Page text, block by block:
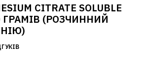
CITRATE SOLUBLE
ГРАМІВ (РОЗЧИННИЙ